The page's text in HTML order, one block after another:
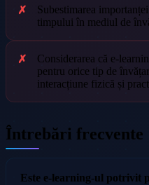
Subestimarea
timpului în mediul de
Considerarea că e-
pentru orice tip de
interacțiune fizică și
Întrebări frecvente
Este e-learning-ul potrivit